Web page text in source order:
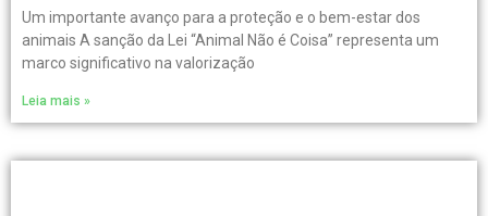
Um importante avanço para a proteção e o bem-estar dos
animais A sanção da Lei “Animal Não é Coisa” representa um
marco significativo na valorização
Leia mais »